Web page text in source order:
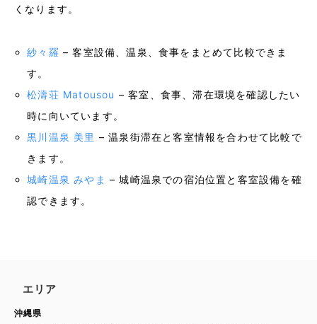
くなります。
紗々羅 – 客室設備、温泉、食事をまとめて比較できま
す。
松濤荘 Matousou – 客室、食事、滞在環境を確認したい
時に向いています。
黒川温泉 美里 – 温泉街滞在と客室情報を合わせて比較で
きます。
城崎温泉 みやま – 城崎温泉での宿泊位置と客室設備を確
認できます。
エリア
沖縄県